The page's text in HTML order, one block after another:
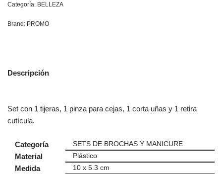
Categoría: BELLEZA
Brand: PROMO
Descripción
Set con 1 tijeras, 1 pinza para cejas, 1 corta uñas y 1 retira
cutícula.
Categoría SETS DE BROCHAS Y MANICURE
Material Plástico
Medida 10 x 5.3 cm